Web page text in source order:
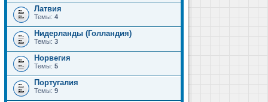
Латвия
Темы: 4
Нидерланды (Голландия)
Темы: 3
Норвегия
Темы: 5
Португалия
Темы: 9